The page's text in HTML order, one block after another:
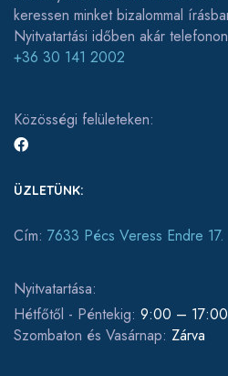
keressen minket bizalommal
Nyitvatartási időben akár
+36 30 141 2002
Közösségi felületeken:
ÜZLETÜNK:
Cím: 7633 Pécs Veress Endre 17.
Nyitvatartása:
Hétfőtől - Péntekig: 9:00 – 17:00
Szombaton és Vasárnap: Zárva